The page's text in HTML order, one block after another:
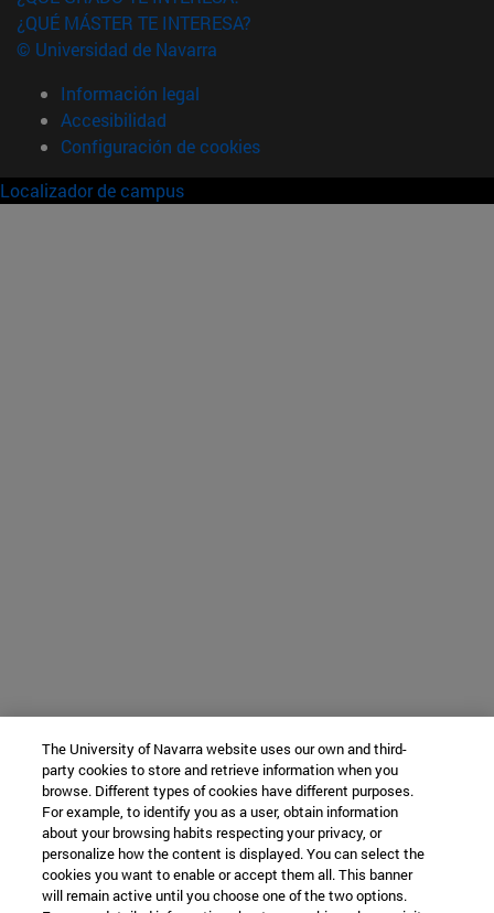
¿QUÉ MÁSTER TE INTERESA?
© Universidad de Navarra
Información legal
Accesibilidad
Configuración de cookies
Localizador de campus
The University of Navarra website uses our own and third-
party cookies to store and retrieve information when you
browse. Different types of cookies have different purposes.
For example, to identify you as a user, obtain information
about your browsing habits respecting your privacy, or
personalize how the content is displayed. You can select the
cookies you want to enable or accept them all. This banner
will remain active until you choose one of the two options.